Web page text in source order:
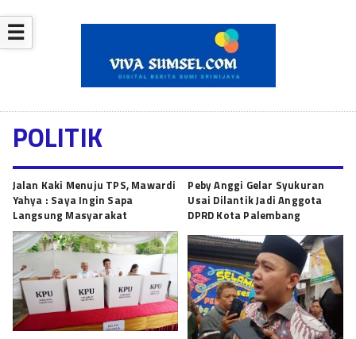
☰
POLITIK
Jalan Kaki Menuju TPS, Mawardi
Yahya : Saya Ingin Sapa
Langsung Masyarakat
Peby Anggi Gelar Syukuran
Usai Dilantik Jadi Anggota
DPRD Kota Palembang